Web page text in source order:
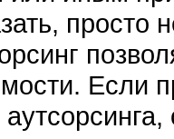
просто
Если